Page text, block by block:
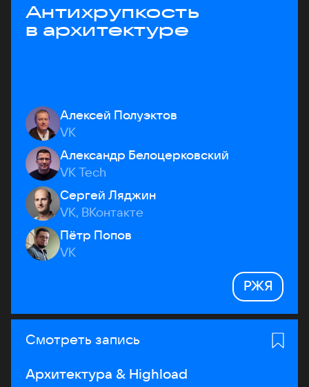
Антихрупкость
в архитектуре
Алексей Полуэктов
VK
Александр Белоцерковский
VK Tech
Сергей Ляджин
VK, ВКонтакте
Пётр Попов
VK
РЖЯ
Смотреть запись
Архитектура & Highload